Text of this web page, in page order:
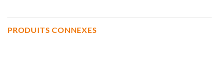
CHF 99.00
PRODUITS CONNEXES